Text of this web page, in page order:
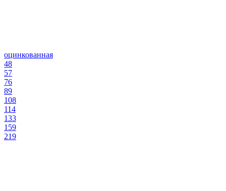
оцинкованная
48
57
76
89
108
114
133
159
219